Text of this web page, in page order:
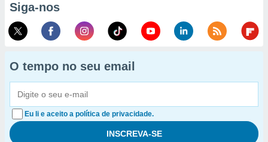
Siga-nos
O tempo no seu email
Eu li e aceito a política de privacidade.